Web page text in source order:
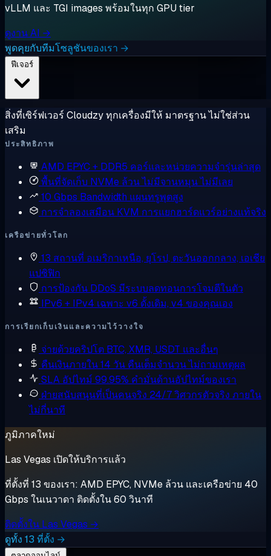
vLLM และ TGI images พร้อมในทุก GPU tier
ดูงาน AI →
พูดคุยกับทีมโซลูชันของเรา →
สิ่งที่เซิร์ฟเวอร์ Cloudzy ทุกเครื่องมีให้ มาตรฐาน ไม่ใช่ส่วน
เสริม
ประสิทธิภาพ
AMD EPYC + DDR5 คอร์และหน่วยความจำรุ่นล่าสุด
พื้นที่จัดเก็บ NVMe ล้วนไม่มีจานหมุน ไม่มีเลย
10 Gbps Bandwidth แผนทรูพุตสูง
การจำลองเสมือน KVM การแยกฮาร์ดแวร์อย่างแท้จริง
เครือข่ายทั่วโลก
13 สถานที่ อเมริกาเหนือ, ยุโรป, ตะวันออกกลาง, เอเชีย
แปซิฟิก
การป้องกัน DDoS มีระบบลดทอนการโจมตีในตัว
IPv6 + IPv4 เฉพาะ v6 ดั้งเดิม, v4 ของคุณเอง
การเรียกเก็บเงินและความไว้วางใจ
จ่ายด้วยคริปโต BTC, XMR, USDT และอื่นๆ
คืนเงินภายใน 14 วัน คืนเต็มจำนวน ไม่ถามเหตุผล
SLA อัปไทม์ 99.95% คำมั่นด้านอัปไทม์ของเรา
ฝ่ายสนับสนุนที่เป็นคนจริง 24/7วิศวกรตัวจริง ภายใน
ไม่กี่นาที
ภูมิภาคใหม่
Las Vegas เปิดให้บริการแล้ว
ที่ตั้งที่ 13 ของเรา: AMD EPYC, NVMe ล้วน และเครือข่าย 40
Gbps ในเนวาดา ติดตั้งใน 60 วินาที
ติดตั้งใน Las Vegas →
ดูทั้ง 13 ที่ตั้ง →